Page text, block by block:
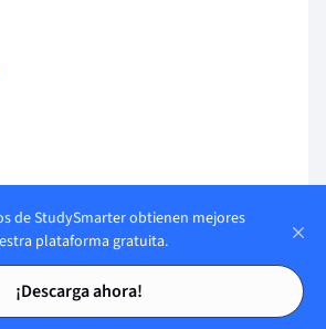
Tarjetas de estudio
Tarjetas de estudio
de StudySmarter obtienen mejores
plataforma gratuita.
¡Descarga ahora!